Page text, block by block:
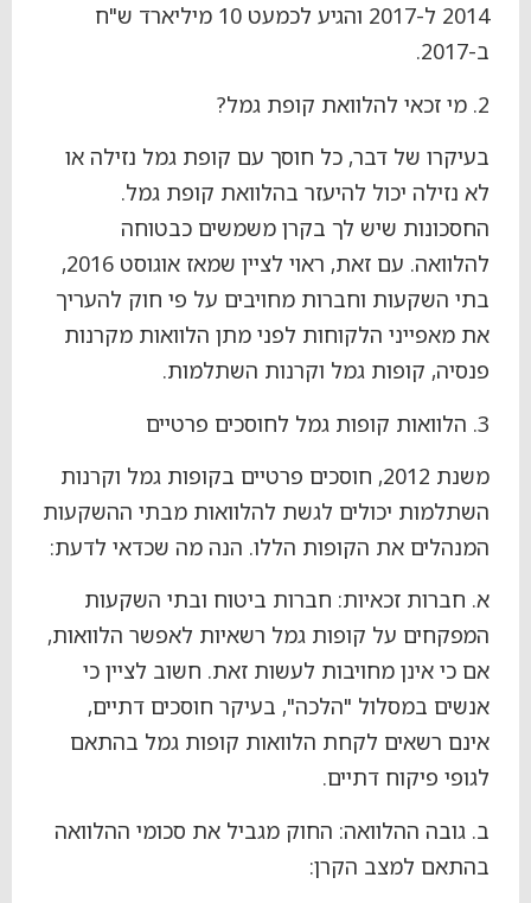
2014 ל-2017 והגיע לכמעט 10 מיליארד ש"ח
ב-2017.
2. מי זכאי להלוואת קופת גמל?
בעיקרו של דבר, כל חוסך עם קופת גמל נזילה או
לא נזילה יכול להיעזר בהלוואת קופת גמל.
החסכונות שיש לך בקרן משמשים כבטוחה
להלוואה. עם זאת, ראוי לציין שמאז אוגוסט 2016,
בתי השקעות וחברות מחויבים על פי חוק להעריך
את מאפייני הלקוחות לפני מתן הלוואות מקרנות
פנסיה, קופות גמל וקרנות השתלמות.
3. הלוואות קופות גמל לחוסכים פרטיים
משנת 2012, חוסכים פרטיים בקופות גמל וקרנות
השתלמות יכולים לגשת להלוואות מבתי ההשקעות
המנהלים את הקופות הללו. הנה מה שכדאי לדעת:
א. חברות זכאיות: חברות ביטוח ובתי השקעות
המפקחים על קופות גמל רשאיות לאפשר הלוואות,
אם כי אינן מחויבות לעשות זאת. חשוב לציין כי
אנשים במסלול "הלכה", בעיקר חוסכים דתיים,
אינם רשאים לקחת הלוואות קופות גמל בהתאם
לגופי פיקוח דתיים.
ב. גובה ההלוואה: החוק מגביל את סכומי ההלוואה
בהתאם למצב הקרן: